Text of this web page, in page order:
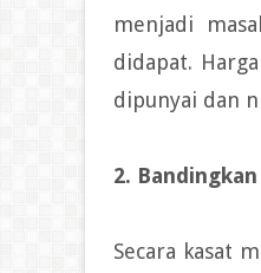
menjadi
didapat.
dipunyai dan
2.
Secara kasat